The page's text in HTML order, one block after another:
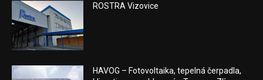
ROSTRA Vizovice
HAVOG – Fotovoltaika, tepelná čerpadla,